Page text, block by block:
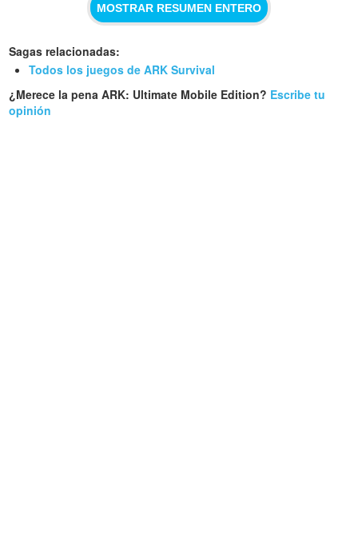
MOSTRAR RESUMEN ENTERO
Sagas relacionadas:
Todos los juegos de ARK Survival
¿Merece la pena ARK: Ultimate Mobile Edition? Escribe tu
opinión